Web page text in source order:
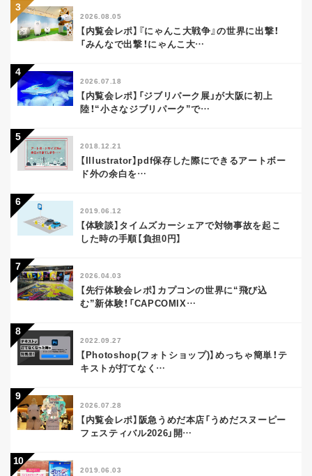
2026.08.05
【内覧会レポ】『にゃんこ大戦争』の世界に出撃！
「みんなで出撃！にゃんこ大…
2026.07.18
【内覧会レポ】「ジブリパーク展」が大阪に初上
陸！“小さなジブリパーク”で…
2018.12.21
【Illustrator】pdf保存した際にできるアートボー
ド外の余白を…
2019.06.12
【体験談】タイムズカーシェアで対物事故を起こ
した時の手順【負担0円】
2026.04.03
【先行体験会レポ】カプコンの世界に“飛び込
む”新体験！「CAPCOMIX…
2022.09.27
【Photoshop(フォトショップ)】めっちゃ簡単！テ
キストが打てなく …
2026.07.28
【内覧会レポ】阪急うめだ本店「うめだスヌーピー
フェスティバル2026」開…
2019.06.03